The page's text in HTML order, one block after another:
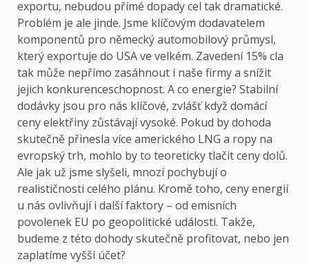
exportu, nebudou přímé dopady cel tak dramatické.
Problém je ale jinde. Jsme klíčovým dodavatelem
komponentů pro německý automobilový průmysl,
který exportuje do USA ve velkém. Zavedení 15% cla
tak může nepřímo zasáhnout i naše firmy a snížit
jejich konkurenceschopnost. A co energie? Stabilní
dodávky jsou pro nás klíčové, zvlášť když domácí
ceny elektřiny zůstávají vysoké. Pokud by dohoda
skutečně přinesla více amerického LNG a ropy na
evropský trh, mohlo by to teoreticky tlačit ceny dolů.
Ale jak už jsme slyšeli, mnozí pochybují o
realističnosti celého plánu. Kromě toho, ceny energií
u nás ovlivňují i další faktory – od emisních
povolenek EU po geopolitické události. Takže,
budeme z této dohody skutečně profitovat, nebo jen
zaplatíme vyšší účet?